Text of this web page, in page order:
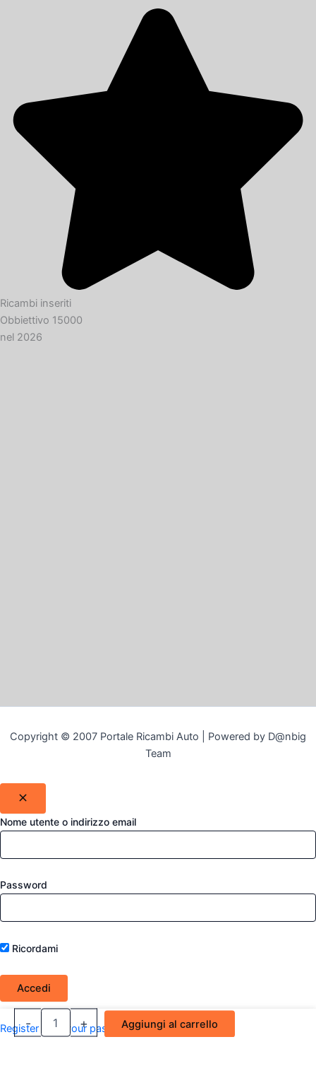
Ricambi inseriti
Obbiettivo 15000
nel 2026
Copyright © 2007 Portale Ricambi Auto | Powered by D@nbig
Team
Nome utente o indirizzo email
Password
Ricordami
Register Lost your password?
-
Wrapper
Giallo
+ Aggiungi al carrello